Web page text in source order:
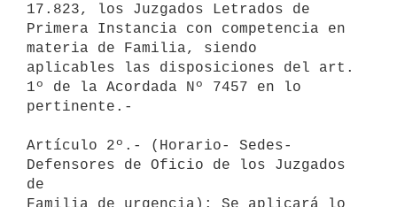
17.823, los Juzgados Letrados de
Primera Instancia con competencia en
materia de Familia, siendo
aplicables las disposiciones del art.
1º de la Acordada Nº 7457 en lo
pertinente.-
Artículo 2º.- (Horario- Sedes-
Defensores de Oficio de los Juzgados
de